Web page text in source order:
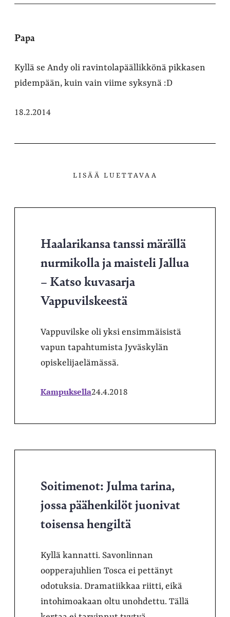
Papa
Kyllä se Andy oli ravintolapäällikkönä pikkasen
pidempään, kuin vain viime syksynä :D
18.2.2014
LISÄÄ LUETTAVAA
Haalarikansa tanssi märällä
nurmikolla ja maisteli Jallua
– Katso kuvasarja
Vappuvilskeestä
Vappuvilske oli yksi ensimmäisistä
vapun tapahtumista Jyväskylän
opiskelijaelämässä.
Kampuksella24.4.2018
Soitimenot: Julma tarina,
jossa päähenkilöt juonivat
toisensa hengiltä
Kyllä kannatti. Savonlinnan
oopperajuhlien Tosca ei pettänyt
odotuksia. Dramatiikkaa riitti, eikä
intohimoakaan oltu unohdettu. Tällä